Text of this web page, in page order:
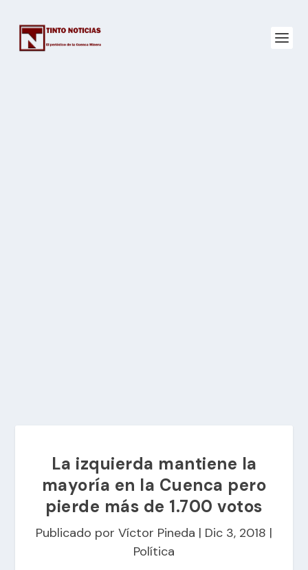
La izquierda mantiene la
mayoría en la Cuenca pero
pierde más de 1.700 votos
Publicado por Víctor Pineda | Dic 3, 2018 |
Política